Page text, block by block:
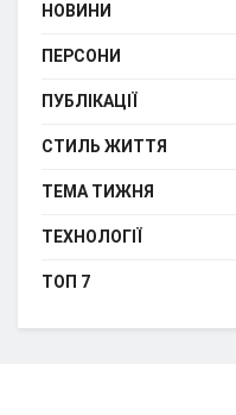
НОВИНИ
ПЕРСОНИ
ПУБЛІКАЦІЇ
СТИЛЬ ЖИТТЯ
ТЕМА ТИЖНЯ
ТЕХНОЛОГІЇ
ТОП 7